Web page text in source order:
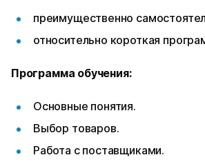
преимущественно
относительно короткая
Программа обучения:
Основные понятия.
Выбор товаров.
Работа с поставщиками.